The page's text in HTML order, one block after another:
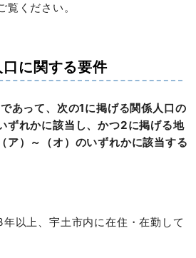
覧ください。
口に関する要件
あって、次の1に掲げる関係人口の
ずれかに該当し、かつ2に掲げる地
ア）～（オ）のいずれかに該当する
年以上、宇土市内に在住・在勤して